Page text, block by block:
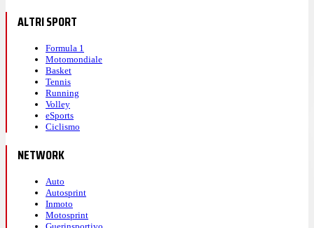
ALTRI SPORT
Formula 1
Motomondiale
Basket
Tennis
Running
Volley
eSports
Ciclismo
NETWORK
Auto
Autosprint
Inmoto
Motosprint